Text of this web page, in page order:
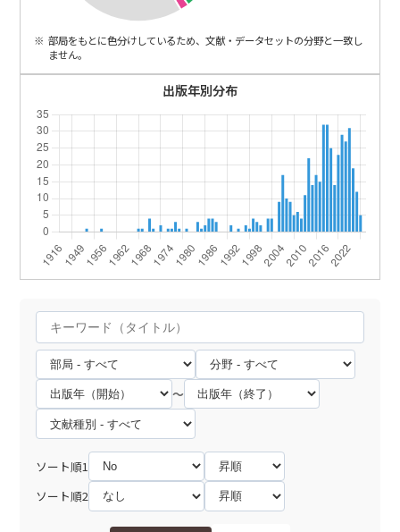
部局をもとに色分けしているため、文献・データセットの分野と一致し
ません。
出版年別分布
～
ソート順1
ソート順2